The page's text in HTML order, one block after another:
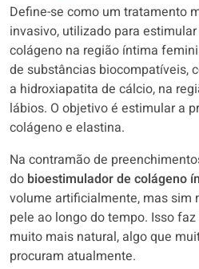
Define-se como um tratamento
invasivo, utilizado para
colágeno na região íntima
de substâncias biocompatíveis,
a hidroxiapatita de cálcio, na
lábios. O objetivo é estimular a
colágeno e elastina.
Na contramão de
do bioestimulador de colágeno
volume artificialmente, mas sim
pele ao longo do tempo. Isso
muito mais natural, algo que
procuram atualmente.